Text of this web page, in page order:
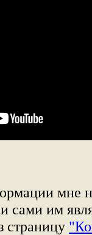
мне
сами им
страницу